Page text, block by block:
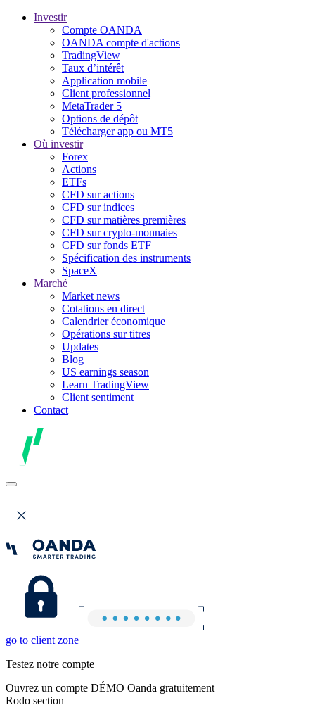
Investir
Compte OANDA
OANDA compte d'actions
TradingView
Taux d’intérêt
Application mobile
Client professionnel
MetaTrader 5
Options de dépôt
Télécharger app ou MT5
Où investir
Forex
Actions
ETFs
CFD sur actions
CFD sur indices
CFD sur matières premières
CFD sur crypto-monnaies
CFD sur fonds ETF
Spécification des instruments
SpaceX
Marché
Market news
Cotations en direct
Calendrier économique
Opérations sur titres
Updates
Blog
US earnings season
Learn TradingView
Client sentiment
Contact
go to client zone
Testez notre compte
Ouvrez un compte DÉMO Oanda gratuitement
Rodo section